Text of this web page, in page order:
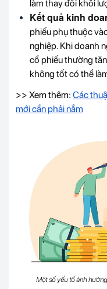
làm thay đổi khối
Kết quả kinh
phiếu phụ thuộc
nghiệp. Khi doanh
cổ phiếu thường
không tốt có thể
>> Xem thêm: Các
mới cần phải nắm
Một số yếu tố ảnh